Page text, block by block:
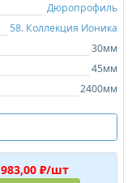
Дюропрофиль
58. Коллекция Ионика
30мм
45мм
2400мм
983,00 ₽/шт